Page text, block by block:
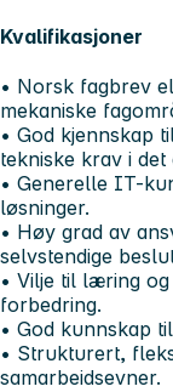
Kvalifikasjoner
• Norsk fagbrev
mekaniske
• God kjennskap
tekniske krav i
• Generelle IT-
løsninger.
• Høy grad av
selvstendige
• Vilje til læring
forbedring.
• God kunnskap
• Strukturert,
samarbeidsevner.